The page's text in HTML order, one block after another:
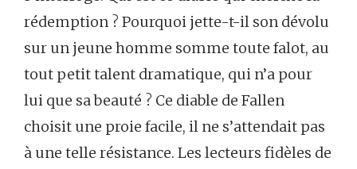
rédemption ? Pourquoi jette-t-il son dévolu
sur un jeune homme somme toute falot, au
tout petit talent dramatique, qui n’a pour
lui que sa beauté ? Ce diable de Fallen
choisit une proie facile, il ne s’attendait pas
à une telle résistance. Les lecteurs fidèles de